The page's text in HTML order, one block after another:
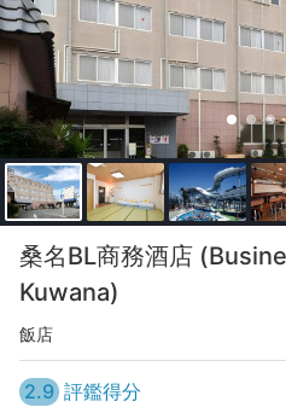
桑名BL商務酒店
Kuwana)
飯店
2.9 評鑑得分